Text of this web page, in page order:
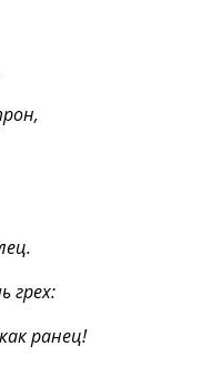
грех:
ранец!